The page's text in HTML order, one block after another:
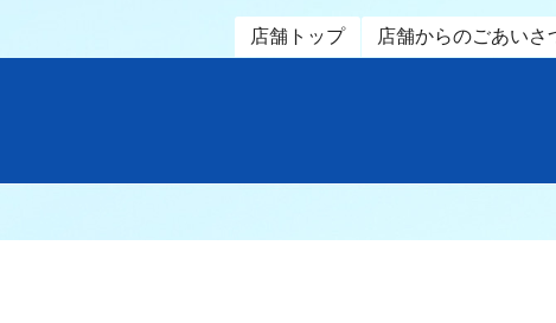
店舗トップ 店舗からのごあいさ